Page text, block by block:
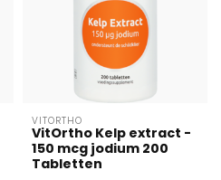
VITORTHO
VitOrtho Kelp extract -
150 mcg jodium 200
Tabletten